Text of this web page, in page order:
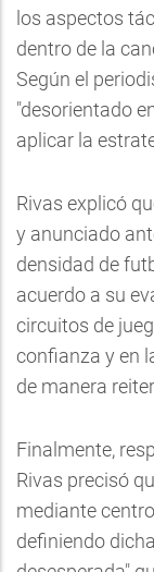
los aspectos
dentro de la
Según el
"desorientado
aplicar la
Rivas explicó
y anunciado
densidad de
acuerdo a su
circuitos de
confianza y en
de manera
Finalmente,
Rivas precisó
mediante
definiendo